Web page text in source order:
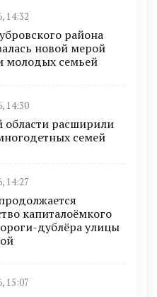
14:32
района
новой мерой
молодых семьей
14:30
области расширили
семей
14:27
капиталоёмкого
дублёра улицы
15:07